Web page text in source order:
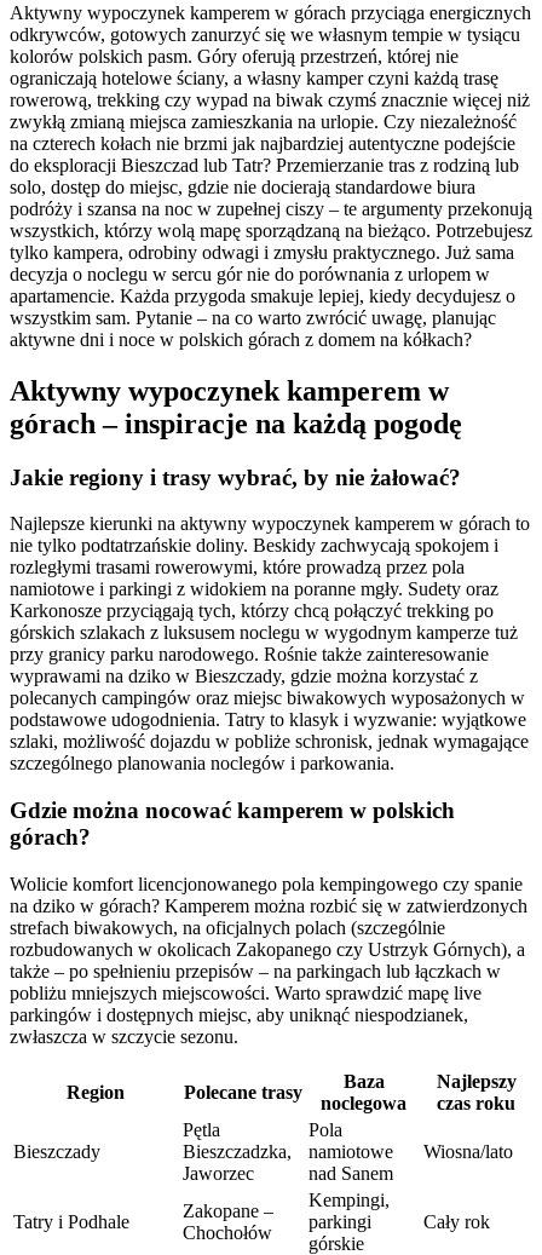
Aktywny wypoczynek kamperem w górach przyciąga energicznych
odkrywców, gotowych zanurzyć się we własnym tempie w tysiącu
kolorów polskich pasm. Góry oferują przestrzeń, której nie
ograniczają hotelowe ściany, a własny kamper czyni każdą trasę
rowerową, trekking czy wypad na biwak czymś znacznie więcej niż
zwykłą zmianą miejsca zamieszkania na urlopie. Czy niezależność
na czterech kołach nie brzmi jak najbardziej autentyczne podejście
do eksploracji Bieszczad lub Tatr? Przemierzanie tras z rodziną lub
solo, dostęp do miejsc, gdzie nie docierają standardowe biura
podróży i szansa na noc w zupełnej ciszy – te argumenty przekonują
wszystkich, którzy wolą mapę sporządzaną na bieżąco. Potrzebujesz
tylko kampera, odrobiny odwagi i zmysłu praktycznego. Już sama
decyzja o noclegu w sercu gór nie do porównania z urlopem w
apartamencie. Każda przygoda smakuje lepiej, kiedy decydujesz o
wszystkim sam. Pytanie – na co warto zwrócić uwagę, planując
aktywne dni i noce w polskich górach z domem na kółkach?
Aktywny wypoczynek kamperem w
górach – inspiracje na każdą pogodę
Jakie regiony i trasy wybrać, by nie żałować?
Najlepsze kierunki na aktywny wypoczynek kamperem w górach to
nie tylko podtatrzańskie doliny. Beskidy zachwycają spokojem i
rozległymi trasami rowerowymi, które prowadzą przez pola
namiotowe i parkingi z widokiem na poranne mgły. Sudety oraz
Karkonosze przyciągają tych, którzy chcą połączyć trekking po
górskich szlakach z luksusem noclegu w wygodnym kamperze tuż
przy granicy parku narodowego. Rośnie także zainteresowanie
wyprawami na dziko w Bieszczady, gdzie można korzystać z
polecanych campingów oraz miejsc biwakowych wyposażonych w
podstawowe udogodnienia. Tatry to klasyk i wyzwanie: wyjątkowe
szlaki, możliwość dojazdu w pobliże schronisk, jednak wymagające
szczególnego planowania noclegów i parkowania.
Gdzie można nocować kamperem w polskich
górach?
Wolicie komfort licencjonowanego pola kempingowego czy spanie
na dziko w górach? Kamperem można rozbić się w zatwierdzonych
strefach biwakowych, na oficjalnych polach (szczególnie
rozbudowanych w okolicach Zakopanego czy Ustrzyk Górnych), a
także – po spełnieniu przepisów – na parkingach lub łączkach w
pobliżu mniejszych miejscowości. Warto sprawdzić mapę live
parkingów i dostępnych miejsc, aby uniknąć niespodzianek,
zwłaszcza w szczycie sezonu.
Region Polecane trasy
Baza
noclegowa
Najlepszy
czas roku
Bieszczady
Pętla
Bieszczadzka,
Jaworzec
Pola
namiotowe
nad Sanem
Wiosna/lato
Tatry i Podhale
Zakopane –
Chochołów
Kempingi,
parkingi
górskie
Cały rok